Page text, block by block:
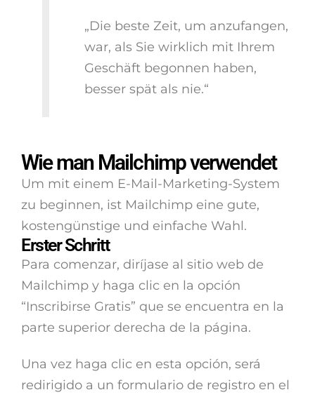
„Die beste Zeit, um anzufangen,
war, als Sie wirklich mit Ihrem
Geschäft begonnen haben,
besser spät als nie.“
Um mit einem E-Mail-Marketing-System
zu beginnen, ist Mailchimp eine gute,
kostengünstige und einfache Wahl.
Erster Schritt
Para comenzar, diríjase al sitio web de
Mailchimp y haga clic en la opción
“Inscribirse Gratis” que se encuentra en la
parte superior derecha de la página.
Una vez haga clic en esta opción, será
redirigido a un formulario de registro en el
Wie man Mailchimp verwendet